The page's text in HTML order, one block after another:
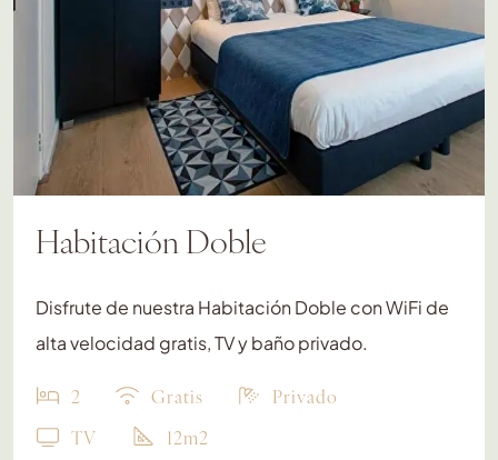
Habitación Doble
Disfrute de nuestra Habitación Doble con WiFi de
alta velocidad gratis, TV y baño privado.
2 Gratis
Privado
TV
12m2